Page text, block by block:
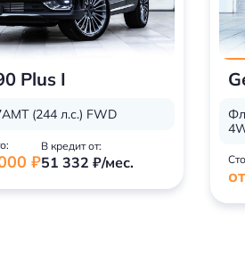
Plus I
(244 л.с.) FWD
₽
В кредит от:
51 332 ₽/мес.